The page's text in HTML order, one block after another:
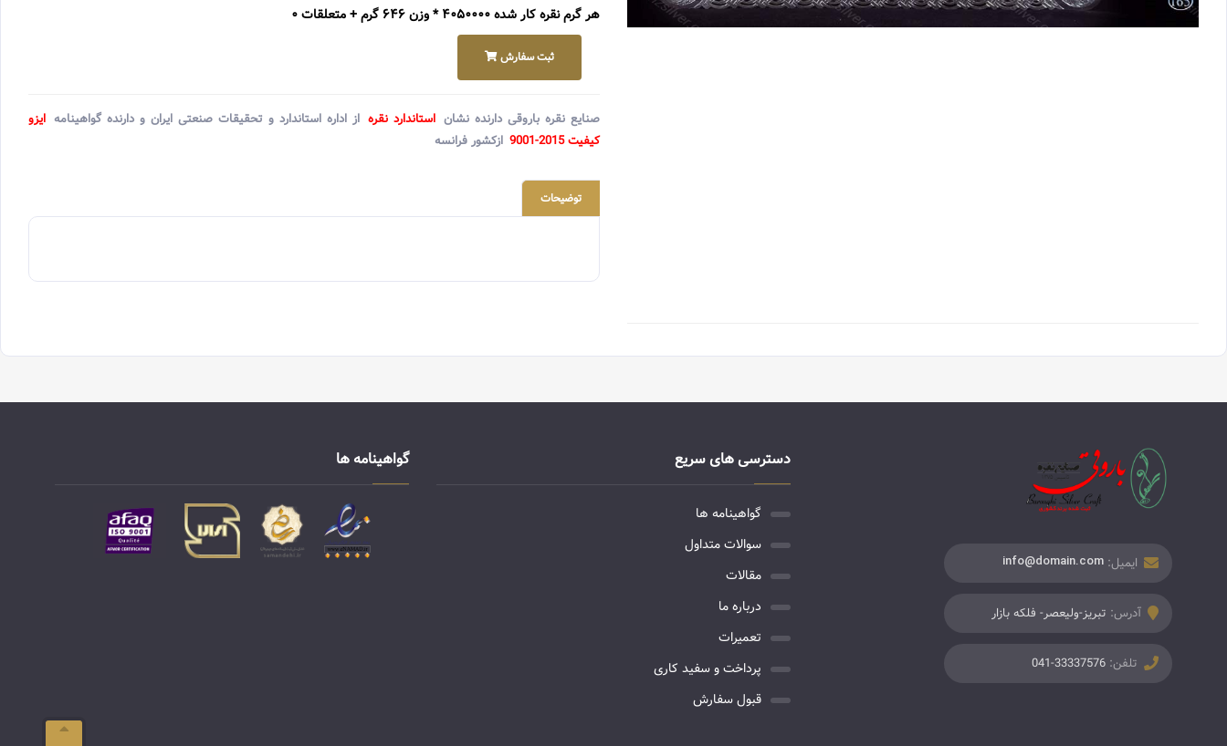
هر گرم نقره کار شده ۴۰۵۰۰۰۰ * وزن ۶۴۶ گرم + متعلقات ۰
ثبت سفارش
صنایع نقره باروقی دارنده نشان استاندارد نقره از اداره استاندارد و تحقیقات صنعتی ایران و دارنده گواهینامه ایزو
کیفیت 2015-9001
ازکشور فرانسه
توضیحات
ایمیل: info@domain.com
آدرس: تبریز-ولیعصر- فلکه بازار
تلفن: 041-33337576
دسترسی های سریع
گواهینامه ها
سوالات متداول
مقالات
درباره ما
تعمیرات
پرداخت و سفید کاری
قبول سفارش
گواهینامه ها